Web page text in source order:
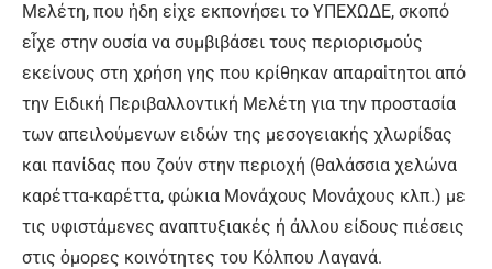
Μελέτη, που ἠδη εἰχε εκπονήσει το ΥΠΕΧΩΔΕ, σκοπό
εἶχε στην ουσία να συµβιβάσει τους περιορισμούς
εκείνους στη χρήση γης που κρίθηκαν απαραἰτητοι από
την Ειδική Περιβαλλοντική Μελέτη για την προστασία
των απειλούμενων ειδών της µεσογειακής χλωρίδας
και πανίδας που ζούν στην περιοχή (θαλάσσια χελώνα
καρέττα-καρέττα, φώκια Μονάχους Μονάχους κλπ.) µε
τις υφιστάμενες αναπτυξιακές ή άλλου είδους πιέσεις
στις ὁμορες κοινότητες του Κόλπου Λαγανά.